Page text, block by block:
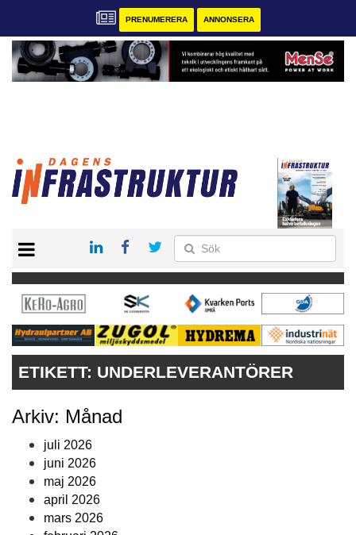
PRENUMERERA ANNONSERA
KONTAKT
VÅRA ANDRA MAGASIN
PRENUMERERA
ANNONSERA
ETIKETT: UNDERLEVERANTÖRER
Arkiv: Månad
juli 2026
juni 2026
maj 2026
april 2026
mars 2026